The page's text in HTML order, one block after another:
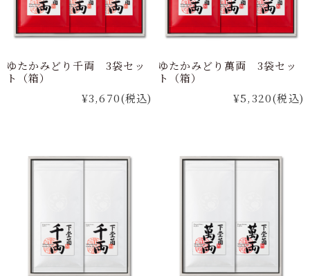
ゆたかみどり千両 3袋セッ
ト（箱）
¥3,670(税込)
ゆたかみどり萬両 3袋セッ
ト（箱）
¥5,320(税込)